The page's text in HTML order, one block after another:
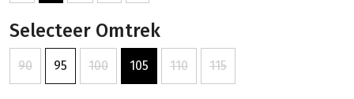
Selecteer Omtrek
90 95 100 105 110 115